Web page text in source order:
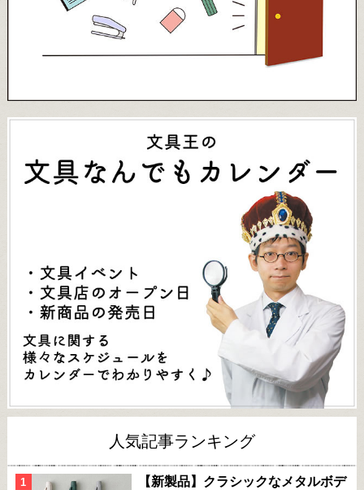
人気記事ランキング
【新製品】クラシックなメタルボデ